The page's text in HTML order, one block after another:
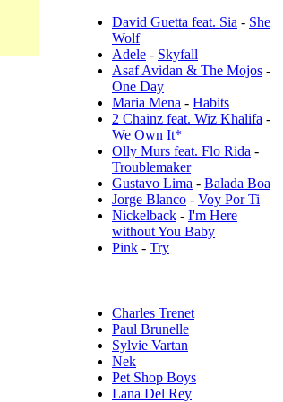
David Guetta feat. Sia - She
Wolf
Adele - Skyfall
Asaf Avidan & The Mojos -
One Day
Maria Mena - Habits
2 Chainz feat. Wiz Khalifa -
We Own It*
Olly Murs feat. Flo Rida -
Troublemaker
Gustavo Lima - Balada Boa
Jorge Blanco - Voy Por Ti
Nickelback - I'm Here
without You Baby
Pink - Try
Charles Trenet
Paul Brunelle
Sylvie Vartan
Nek
Pet Shop Boys
Lana Del Rey